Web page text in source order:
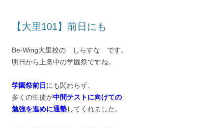
【大里101】前日にも
Be-Wing大里校の しらすな です。
明日から上条中の学園祭ですね。
学園祭前日にも関わらず、
多くの生徒が中間テストに向けての
勉強を進めに通塾してくれました。